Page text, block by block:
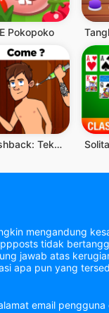
Pokopoko
Flashback: Teka-teki Rumit
mengandung
tidak
jawab atas
apa pun yang
email